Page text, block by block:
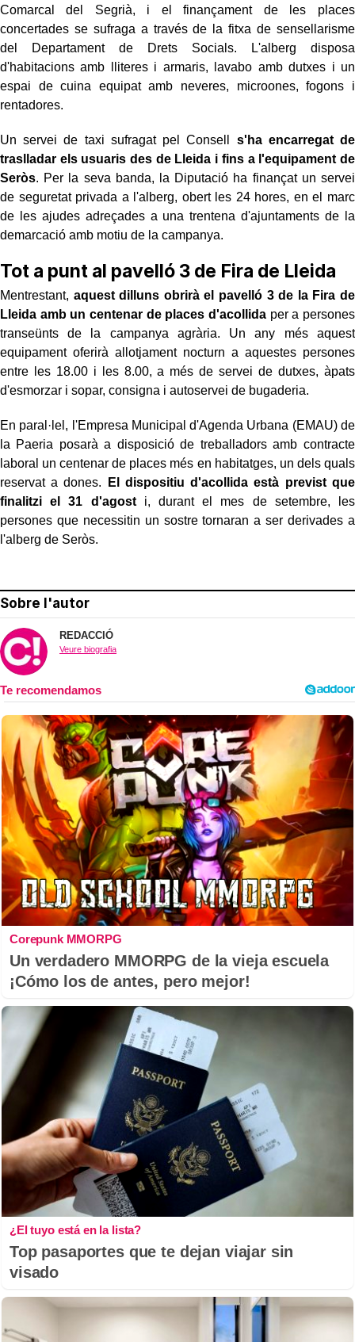
Comarcal del Segrià, i el finançament de les places
concertades se sufraga a través de la fitxa de sensellarisme
del Departament de Drets Socials. L'alberg disposa
d'habitacions amb lliteres i armaris, lavabo amb dutxes i un
espai de cuina equipat amb neveres, microones, fogons i
rentadores.
Un servei de taxi sufragat pel Consell
s'ha encarregat de
traslladar els usuaris des de Lleida i fins a l'equipament de
Seròs. Per la seva banda, la Diputació ha finançat un servei
de seguretat privada a l'alberg, obert les 24 hores, en el marc
de les ajudes adreçades a una trentena d'ajuntaments de la
demarcació amb motiu de la campanya.
Tot a punt al pavelló 3 de Fira de Lleida
Mentrestant, aquest dilluns obrirà el pavelló 3 de la Fira de
Lleida amb un centenar de places d'acollidaper a persones
transeünts de la campanya agrària. Un any més aquest
equipament oferirà allotjament nocturn a aquestes persones
entre les 18.00 i les 8.00, a més de servei de dutxes, àpats
d'esmorzar i sopar, consigna i autoservei de bugaderia.
En paral·lel, l'Empresa Municipal d'Agenda Urbana (EMAU) de
la Paeria posarà a disposició de treballadors amb contracte
laboral un centenar de places més en habitatges, un dels quals
reservat a dones.
El dispositiu d'acollida està previst que
finalitzi el 31 d'agosti, durant el mes de setembre, les
persones que necessitin un sostre tornaran a ser derivades a
l'alberg de Seròs.
Sobre l'autor
REDACCIÓ
Veure biografia
Corepunk MMORPG
Un verdadero MMORPG de la vieja escuela
¡Cómo los de antes, pero mejor!
¿El tuyo está en la lista?
Top pasaportes que te dejan viajar sin
visado